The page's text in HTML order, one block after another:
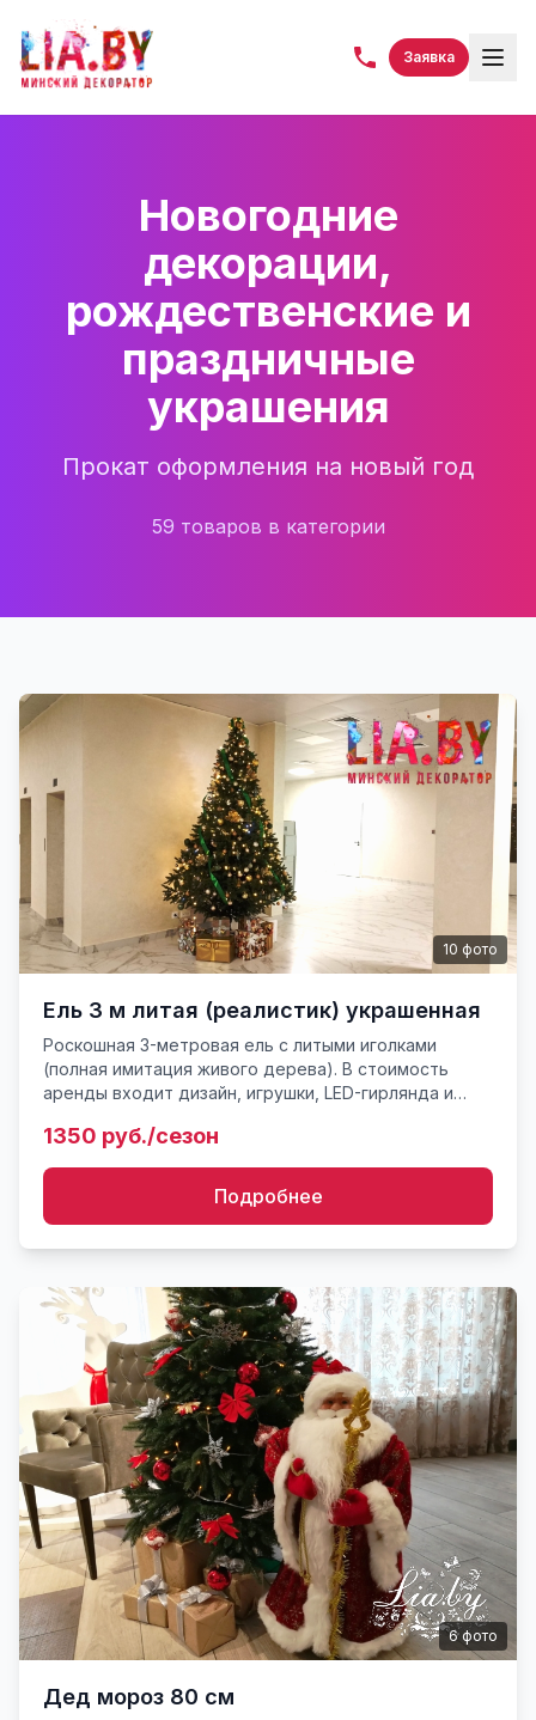
Заявка
Новогодние
декорации,
рождественские и
праздничные
украшения
Прокат оформления на новый год
59 товаров в категории
10 фото
Ель 3 м литая (реалистик) украшенная
Роскошная 3-метровая ель с литыми иголками
(полная имитация живого дерева). В стоимость
аренды входит дизайн, игрушки, LED-гирлянда и
для вашего пространст...
1350 руб./сезон
Подробнее
6фото
Дед мороз 80 см